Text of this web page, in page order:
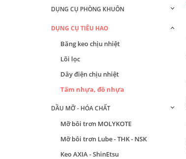
DỤNG CỤ PHÒNG KHUÔN
DỤNG CỤ TIÊU HAO
Băng keo chịu nhiệt
Lõi lọc
Dây điện chịu nhiệt
Tấm nhựa, đồ nhựa
DẦU MỠ - HÓA CHẤT
Mỡ bôi trơn MOLYKOTE
Mỡ bôi trơn Lube - THK - NSK
Keo AXIA - ShinEtsu